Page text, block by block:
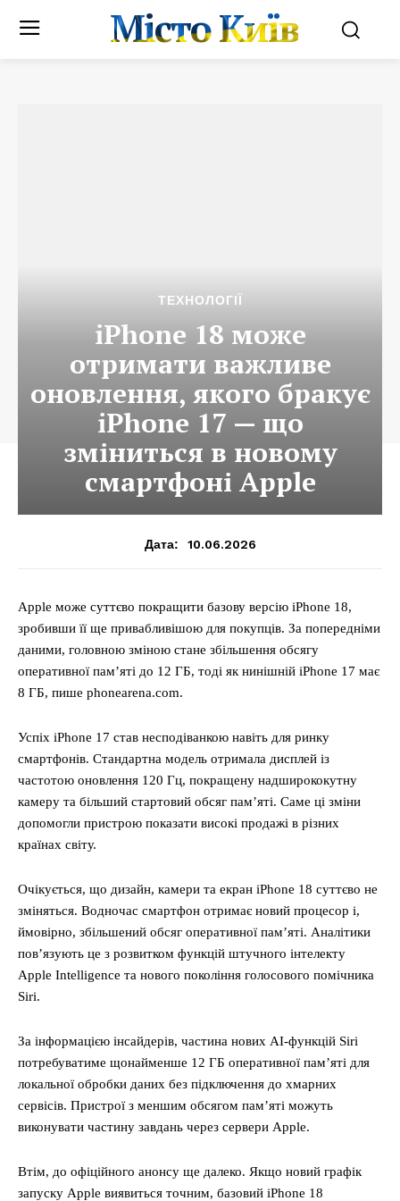
Місто Київ
ТЕХНОЛОГІЇ
iPhone 18 може
отримати важливе
оновлення, якого бракує
iPhone 17 — що
зміниться в новому
смартфоні Apple
Дата: 10.06.2026
Apple може суттєво покращити базову версію iPhone 18,
зробивши її ще привабливішою для покупців. За попередніми
даними, головною зміною стане збільшення обсягу
оперативної пам’яті до 12 ГБ, тоді як нинішній iPhone 17 має
8 ГБ, пише phonearena.com.
Успіх iPhone 17 став несподіванкою навіть для ринку
смартфонів. Стандартна модель отримала дисплей із
частотою оновлення 120 Гц, покращену надширококутну
камеру та більший стартовий обсяг пам’яті. Саме ці зміни
допомогли пристрою показати високі продажі в різних
країнах світу.
Очікується, що дизайн, камери та екран iPhone 18 суттєво не
зміняться. Водночас смартфон отримає новий процесор і,
ймовірно, збільшений обсяг оперативної пам’яті. Аналітики
пов’язують це з розвитком функцій штучного інтелекту
Apple Intelligence та нового покоління голосового помічника
Siri.
За інформацією інсайдерів, частина нових AI-функцій Siri
потребуватиме щонайменше 12 ГБ оперативної пам’яті для
локальної обробки даних без підключення до хмарних
сервісів. Пристрої з меншим обсягом пам’яті можуть
виконувати частину завдань через сервери Apple.
Втім, до офіційного анонсу ще далеко. Якщо новий графік
запуску Apple виявиться точним, базовий iPhone 18